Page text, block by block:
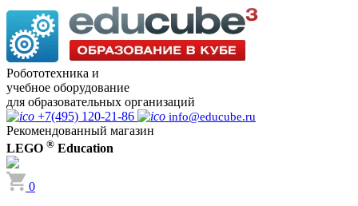
Робототехника и
учебное оборудование
для образовательных организаций
+7(495) 120-21-86
info@educube.ru
Рекомендованный магазин
LEGO ® Education
0